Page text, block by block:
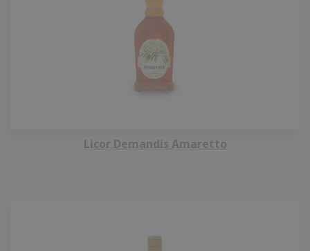
Licor Demandis Amaretto